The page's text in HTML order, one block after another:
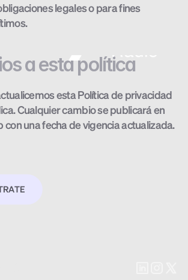
legales o para fines
a esta política
esta Política de privacidad
Cualquier cambio se publicará en
con una fecha de vigencia actualizada.
RATE